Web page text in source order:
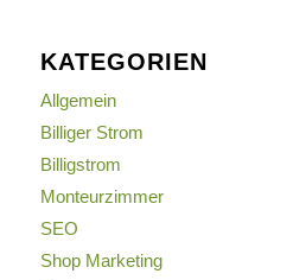
KATEGORIEN
Allgemein
Billiger Strom
Billigstrom
Monteurzimmer
SEO
Shop Marketing